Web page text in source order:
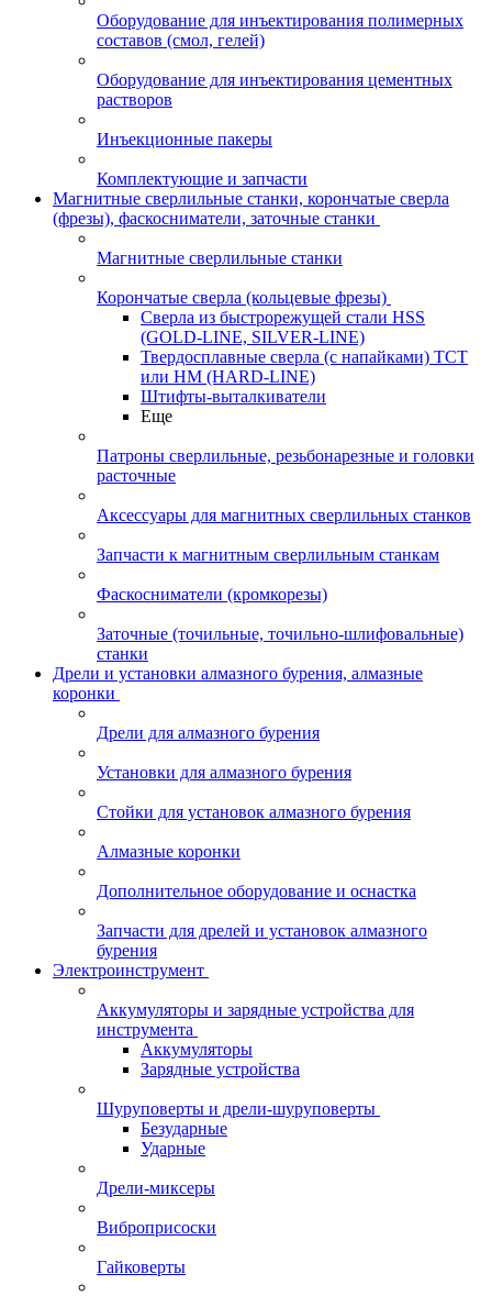
Оборудование для инъектирования полимерных
составов (смол, гелей)
Оборудование для инъектирования цементных
растворов
Инъекционные пакеры
Комплектующие и запчасти
Магнитные сверлильные станки, корончатые сверла
(фрезы), фаскосниматели, заточные станки
Магнитные сверлильные станки
Корончатые сверла (кольцевые фрезы)
Сверла из быстрорежущей стали HSS
(GOLD-LINE, SILVER-LINE)
Твердосплавные сверла (с напайками) ТСТ
или HM (HARD-LINE)
Штифты-выталкиватели
Еще
Патроны сверлильные, резьбонарезные и головки
расточные
Аксессуары для магнитных сверлильных станков
Запчасти к магнитным сверлильным станкам
Фаскосниматели (кромкорезы)
Заточные (точильные, точильно-шлифовальные)
станки
Дрели и установки алмазного бурения, алмазные
коронки
Дрели для алмазного бурения
Установки для алмазного бурения
Стойки для установок алмазного бурения
Алмазные коронки
Дополнительное оборудование и оснастка
Запчасти для дрелей и установок алмазного
бурения
Электроинструмент
Аккумуляторы и зарядные устройства для
инструмента
Аккумуляторы
Зарядные устройства
Шуруповерты и дрели-шуруповерты
Безударные
Ударные
Дрели-миксеры
Виброприсоски
Гайковерты